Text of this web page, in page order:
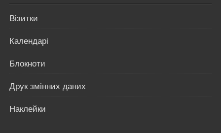
Візитки
Календарі
Блокноти
Друк змінних даних
Наклейки